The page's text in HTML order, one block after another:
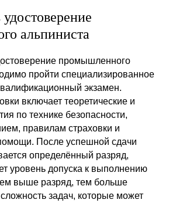
альпиниста
промышленного
пройти специализированное
экзамен.
включает теоретические и
по технике безопасности,
правилам страховки и
После успешной сдачи
определённый разряд,
уровень допуска к выполнению
выше разряд, тем больше
сложность задач, которые может
Мы в MAX